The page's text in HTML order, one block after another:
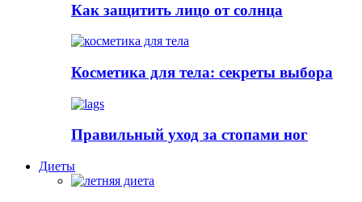
Как защитить лицо от солнца
Косметика для тела: секреты выбора
Правильный уход за стопами ног
Диеты